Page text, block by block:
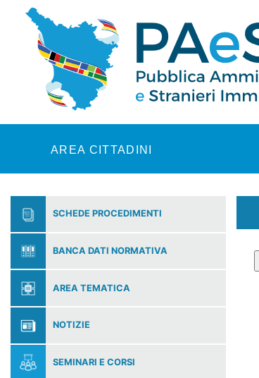
Skip to main content
AREA CITTADINI
SCHEDE PROCEDIMENTI
BANCA DATI NORMATIVA
AREA TEMATICA
NOTIZIE
SEMINARI E CORSI